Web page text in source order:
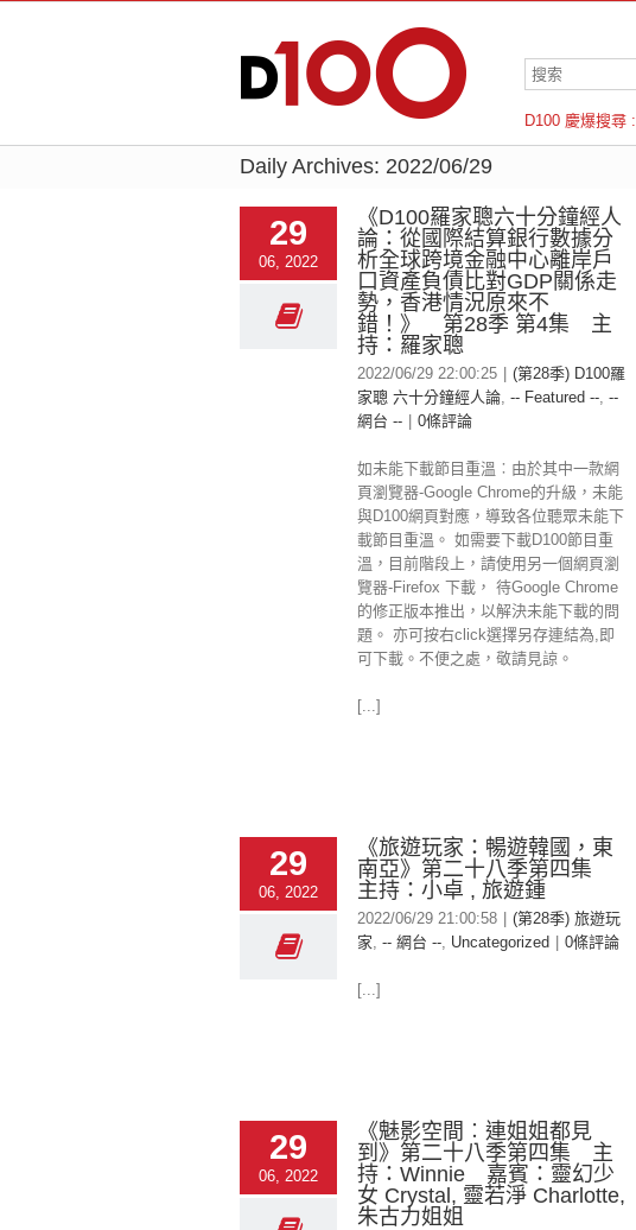
D100 慶爆搜尋 :
羅倫斯
Daily Archives: 2022/06/29
29
06, 2022
《D100羅家聰六十分鐘經人
論：從國際結算銀行數據分
析全球跨境金融中心離岸戶
口資產負債比對GDP關係走
勢，香港情況原來不
錯！》 第28季 第4集 主
持：羅家聰
2022/06/29 22:00:25
(第28季) D100羅
家聰 六十分鐘經人論, -- Featured --, --
網台 --
0條評論
如未能下載節目重溫︰由於其中一款網
頁瀏覽器-Google Chrome的升級，未能
與D100網頁對應，導致各位聽眾未能下
載節目重溫。 如需要下載D100節目重
溫，目前階段上，請使用另一個網頁瀏
覽器-Firefox 下載， 待Google Chrome
的修正版本推出，以解決未能下載的問
題。 亦可按右click選擇另存連結為,即
可下載。不便之處，敬請見諒。
[...]
29
06, 2022
《旅遊玩家：暢遊韓國，東
南亞》第二十八季第四集
主持：小卓 , 旅遊鍾
2022/06/29 21:00:58
(第28季) 旅遊玩
家, -- 網台 --, Uncategorized 0條評論
[...]
29
06, 2022
《魅影空間︰連姐姐都見
到》第二十八季第四集 主
持：Winnie 嘉賓：靈幻少
女 Crystal, 靈若淨 Charlotte,
朱古力姐姐